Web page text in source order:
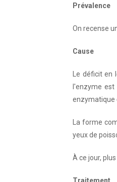
Prévalence
On recense
Cause
Le déficit
l'enzyme
enzymatique
La forme
yeux de
À ce jour,